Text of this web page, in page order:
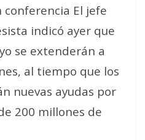
conferencia El jefe
indicó ayer que
se extenderán a
al tiempo que los
nuevas ayudas por
200 millones de